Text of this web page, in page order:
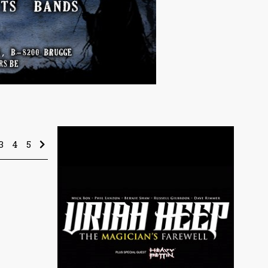
4 5